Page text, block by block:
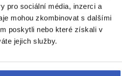
pro sociální média, inzerci a
mohou zkombinovat s dalšími
poskytli nebo které získali v
jejich služby.
bude odbaveno do
Kč:odbavované zavazadlo o
bude odbaveno do